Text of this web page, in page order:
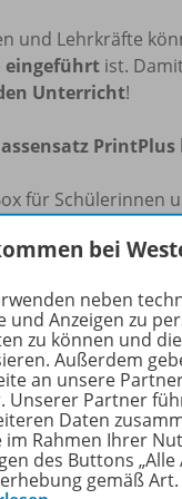
und Lehrkräfte
eingeführt ist.
Unterricht!
PrintPlus
für Schülerinnen
kann flexibel
auchohne
Informationen zur
Sie mehr
bei
neben
und Anzeigen zu
zu können und
Außerdem
an unsere
Unserer Partner
Daten
im Rahmen Ihrer
des Buttons
gemäß Art.